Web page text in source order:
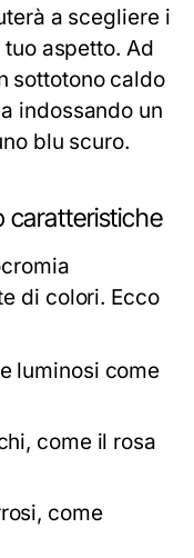
a scegliere i
aspetto. Ad
sottotono caldo
indossando un
blu scuro.
caratteristiche
di colori. Ecco
luminosi come
come il rosa
come